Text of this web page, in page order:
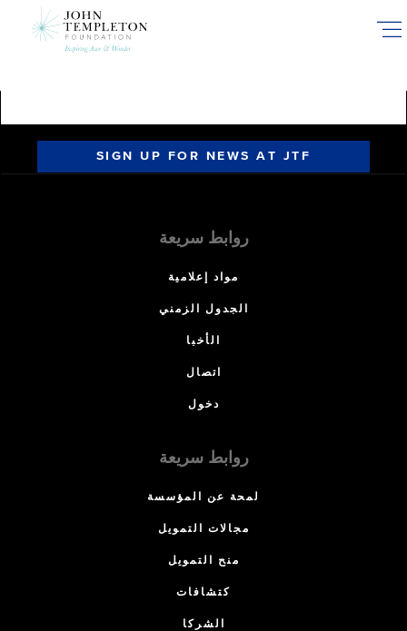
SIGN UP FOR NEWS AT JTF
روابط سريعة
مواد إعلامية
الجدول الزمني
الأخبا
اتصال
دخول
روابط سريعة
لمحة عن المؤسسة
مجالات التمويل
منح التمويل
كتشافات
الشركا